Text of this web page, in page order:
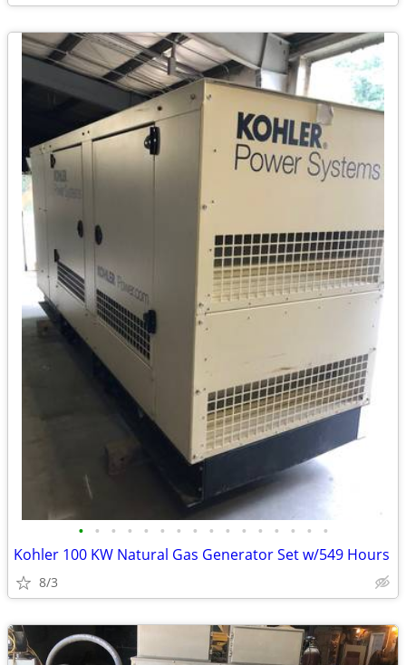
• • • • • • • • • • • • • • • •
Kohler 100 KW Natural Gas Generator Set w/549 Hours
8/3